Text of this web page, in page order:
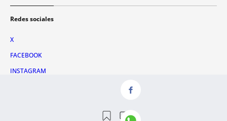
Redes sociales
X
FACEBOOK
INSTAGRAM